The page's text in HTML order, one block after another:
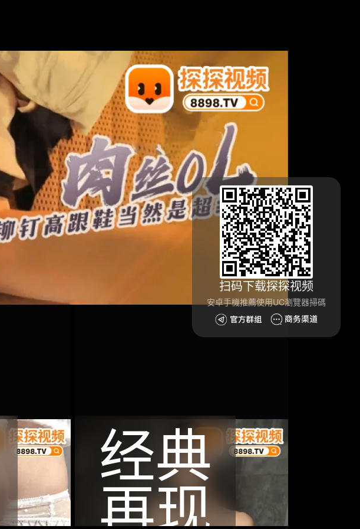
扫码下载探探视频
安卓手機推薦使用UC瀏覽器掃碼
经典
再现